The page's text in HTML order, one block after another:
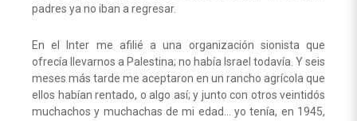
padres ya no iban a regresar.
En el Inter me afilié a una organización sionista que
ofrecía llevarnos a Palestina; no había Israel todavía. Y seis
meses más tarde me aceptaron en un rancho agrícola que
ellos habían rentado, o algo así; y junto con otros veintidós
muchachos y muchachas de mi edad… yo tenía, en 1945,